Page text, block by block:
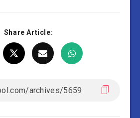
Share Article: